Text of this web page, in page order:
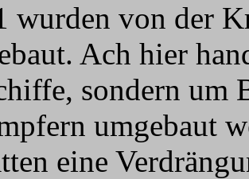
wurden von der
Ach hier
sondern um
umgebaut
eine